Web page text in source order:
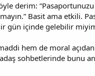
derim:
Basit ama
gün içinde gelebilir
hem de moral
sohbetlerinde bunu